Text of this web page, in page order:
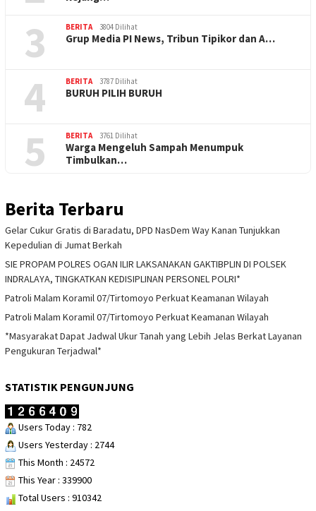
3 BERITA 3804 Dilihat
Grup Media PI News, Tribun Tipikor dan A…
4 BERITA 3787 Dilihat
BURUH PILIH BURUH
5 BERITA 3761 Dilihat
Warga Mengeluh Sampah Menumpuk
Timbulkan…
Berita Terbaru
Gelar Cukur Gratis di Baradatu, DPD NasDem Way Kanan Tunjukkan
Kepedulian di Jumat Berkah
SIE PROPAM POLRES OGAN ILIR LAKSANAKAN GAKTIBPLIN DI POLSEK
INDRALAYA, TINGKATKAN KEDISIPLINAN PERSONEL POLRI*
Patroli Malam Koramil 07/Tirtomoyo Perkuat Keamanan Wilayah
Patroli Malam Koramil 07/Tirtomoyo Perkuat Keamanan Wilayah
*Masyarakat Dapat Jadwal Ukur Tanah yang Lebih Jelas Berkat Layanan
Pengukuran Terjadwal*
STATISTIK PENGUNJUNG
Users Today : 782
Users Yesterday : 2744
This Month : 24572
This Year : 339900
Total Users : 910342